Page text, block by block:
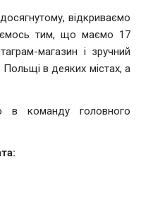
відкриваємо
тим, що маємо 17
магазин і зручний
в деяких містах, а
команду головного